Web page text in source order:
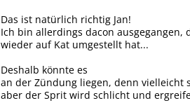
Das ist natürlich richtig Jan!
Ich bin allerdings dacon ausgegangen,
wieder auf Kat umgestellt hat...
Deshalb könnte es
an der Zündung liegen, denn vielleicht
aber der Sprit wird schlicht und